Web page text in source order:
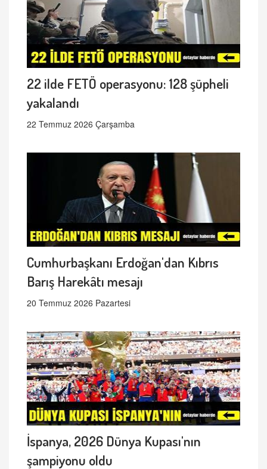
22 ilde FETÖ operasyonu: 128 şüpheli
yakalandı
22 Temmuz 2026 Çarşamba
Cumhurbaşkanı Erdoğan'dan Kıbrıs
Barış Harekâtı mesajı
20 Temmuz 2026 Pazartesi
İspanya, 2026 Dünya Kupası'nın
şampiyonu oldu